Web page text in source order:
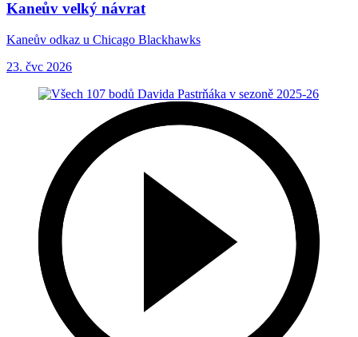
Kaneův velký návrat
Kaneův odkaz u Chicago Blackhawks
23. čvc 2026